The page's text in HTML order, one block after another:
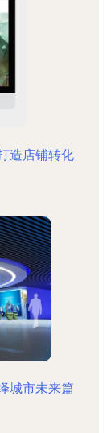
造店铺转化
城市未来篇